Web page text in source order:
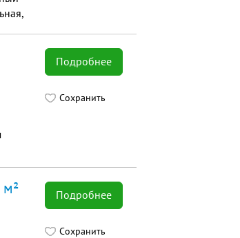
Подробнее
Сохранить
Подробнее
Сохранить
м²